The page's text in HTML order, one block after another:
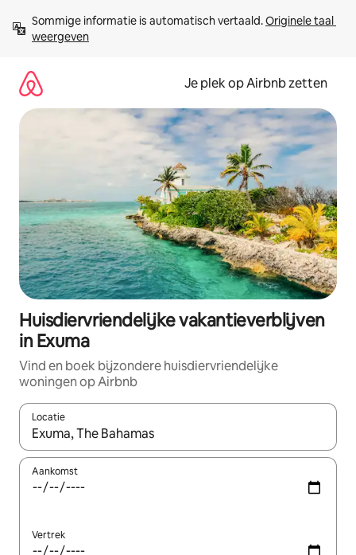
direct
naar
Sommige informatie is automatisch vertaald. Originele taal
weergeven
Je plek op Airbnb zetten
Huisdiervriendelijke vakantieverblijven
in Exuma
Vind en boek bijzondere huisdiervriendelijke
woningen op Airbnb
Locatie
Wanneer er resultaten beschikbaar zijn, maak je een keuze
Aankomst
Vertrek